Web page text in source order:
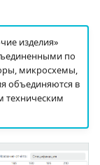
изделия»
по
микросхемы,
объединяются в
техническим